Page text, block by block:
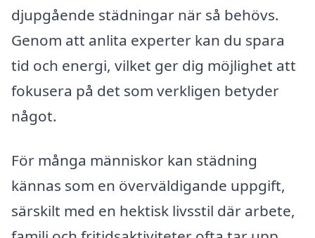
djupgående städningar när så behövs.
Genom att anlita experter kan du spara
tid och energi, vilket ger dig möjlighet att
fokusera på det som verkligen betyder
något.
För många människor kan städning
kännas som en överväldigande uppgift,
särskilt med en hektisk livsstil där arbete,